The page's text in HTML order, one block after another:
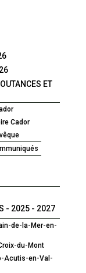
ET
Cador
- 2025 - 2027
de-la-Mer-en-
du-Mont
Acutis-en-Val-